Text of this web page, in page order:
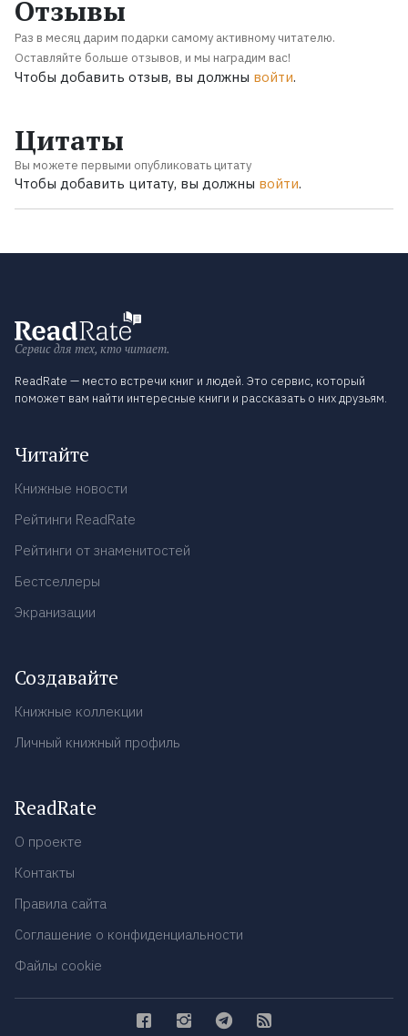
Отзывы
Раз в месяц дарим подарки самому активному читателю.
Оставляйте больше отзывов, и мы наградим вас!
Чтобы добавить отзыв, вы должны войти.
Цитаты
Вы можете первыми опубликовать цитату
Чтобы добавить цитату, вы должны войти.
Сервис для тех, кто читает.
ReadRate — место встречи книг и людей. Это сервис, который
поможет вам найти интересные книги и рассказать о них друзьям.
Читайте
Книжные новости
Рейтинги ReadRate
Рейтинги от знаменитостей
Бестселлеры
Экранизации
Создавайте
Книжные коллекции
Личный книжный профиль
ReadRate
О проекте
Контакты
Правила сайта
Соглашение о конфиденциальности
Файлы cookie